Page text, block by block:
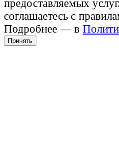
предоставляемых
соглашаетесь с
Подробнее — в
Принять